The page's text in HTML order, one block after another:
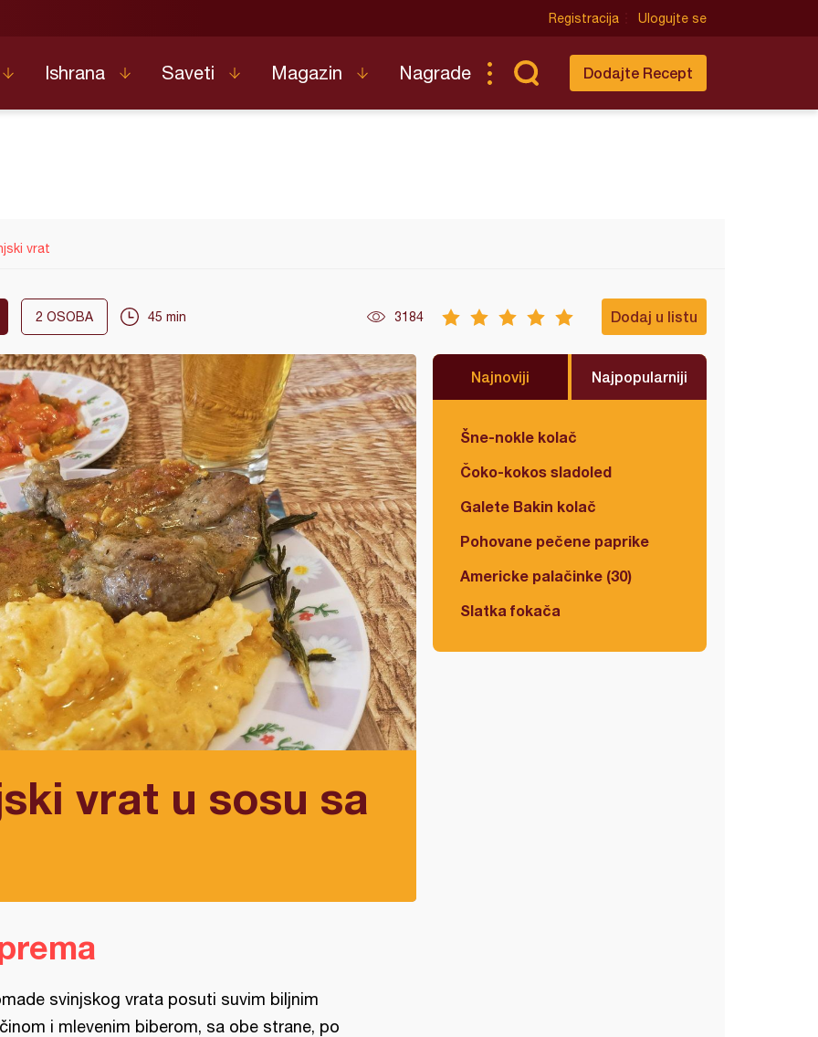
Registracija Ulogujte se
Ishrana Saveti Magazin Nagrade Dodajte Recept
vrat
2 OSOBA 45 min 3184 Dodaj u listu
vrat u sosu sa
Najnoviji Najpopularniji
Šne-nokle kolač
Čoko-kokos sladoled
Galete Bakin kolač
Pohovane pečene paprike
Americke palačinke (30)
Slatka fokača
svinjskog vrata posuti suvim biljnim
i mlevenim biberom, sa obe strane, po